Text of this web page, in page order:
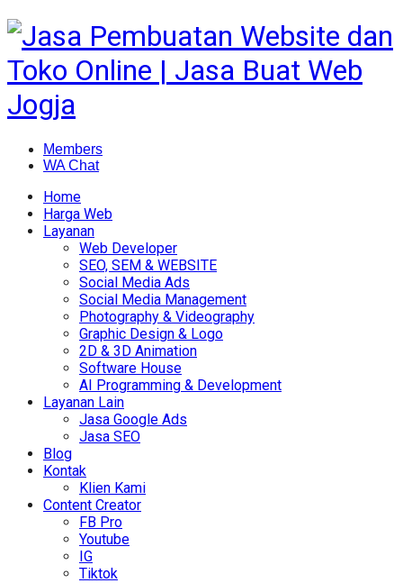
Members
WA Chat
Home
Harga Web
Layanan
Web Developer
SEO, SEM & WEBSITE
Social Media Ads
Social Media Management
Photography & Videography
Graphic Design & Logo
2D & 3D Animation
Software House
AI Programming & Development
Layanan Lain
Jasa Google Ads
Jasa SEO
Blog
Kontak
Klien Kami
Content Creator
FB Pro
Youtube
IG
Tiktok